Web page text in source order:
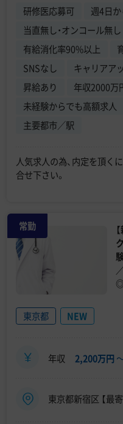
研修医応募可
週4日
当直無し・オンコール無し
有給消化率90%以上
SNSなし
キャリアア
昇給あり
年収2000万
未経験からでも高額求人
主要都市／駅
人気求人の為、内定を頂く
合せ下さい。
常勤
東京都 NEW
年収 2,200万円
東京都新宿区 【最